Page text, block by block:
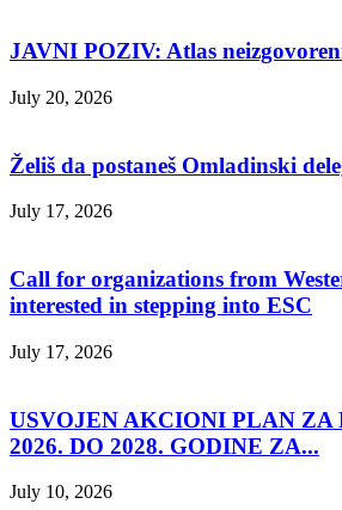
JAVNI POZIV: Atlas
July 20, 2026
Želiš da postaneš Omladinski
July 17, 2026
Call for organizations from
interested in stepping into ESC
July 17, 2026
USVOJEN AKCIONI PLAN ZA
2026. DO 2028. GODINE ZA...
July 10, 2026